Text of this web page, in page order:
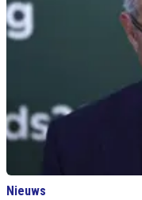
Nieuws